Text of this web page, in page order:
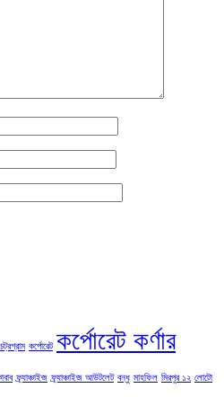
কর্পোরেট কর্পোরেট কর্ণার
ফ্র্যাঞ্চাইজ ফ্র্যাঞ্চাইজ আউটলেট বন্ধু মাহফিল মিরপুর ১২ লোটো